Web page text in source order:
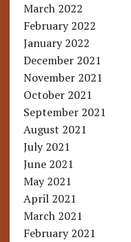
March 2022
February 2022
January 2022
December 2021
November 2021
October 2021
September 2021
August 2021
July 2021
June 2021
May 2021
April 2021
March 2021
February 2021